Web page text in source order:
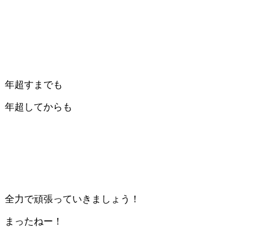
年超すまでも
年超してからも
全力で頑張っていきましょう！
まったねー！